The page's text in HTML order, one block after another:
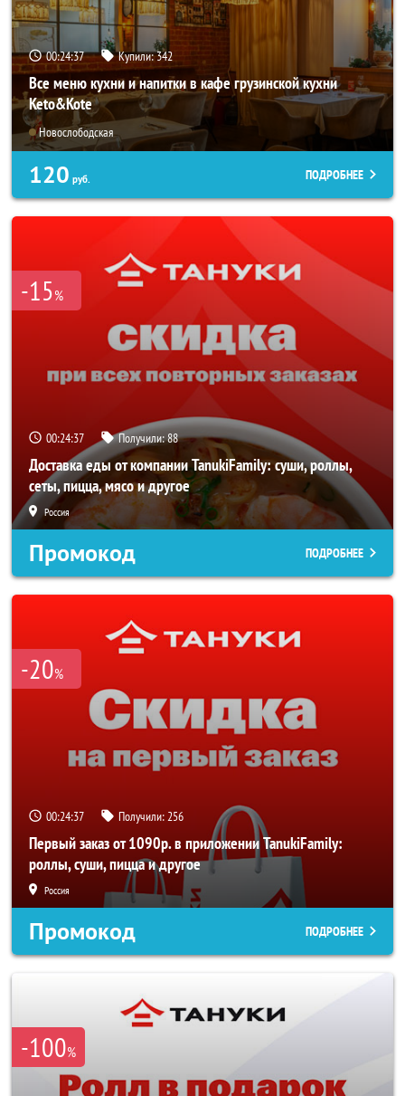
00:24:36 Купили:342
Все меню кухни и напитки в кафе грузинской кухни
Keto&Kote
Новослободская
120 руб. ПОДРОБНЕЕ
-15%
00:24:36 Получили:88
Доставка еды от компании TanukiFamily: суши, роллы,
сеты, пицца, мясо и другое
Россия
Промокод ПОДРОБНЕЕ
-20%
00:24:36 Получили:256
Первый заказ от 1090р. в приложении TanukiFamily:
роллы, суши, пицца и другое
Россия
Промокод ПОДРОБНЕЕ
-100%